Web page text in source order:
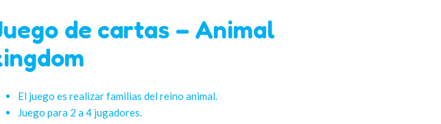
de cartas – Animal
El juego es realizar familias del reino animal.
Juego para 2 a 4 jugadores.